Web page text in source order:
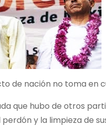
de nación no toma en
que hubo de otros
y la limpieza de